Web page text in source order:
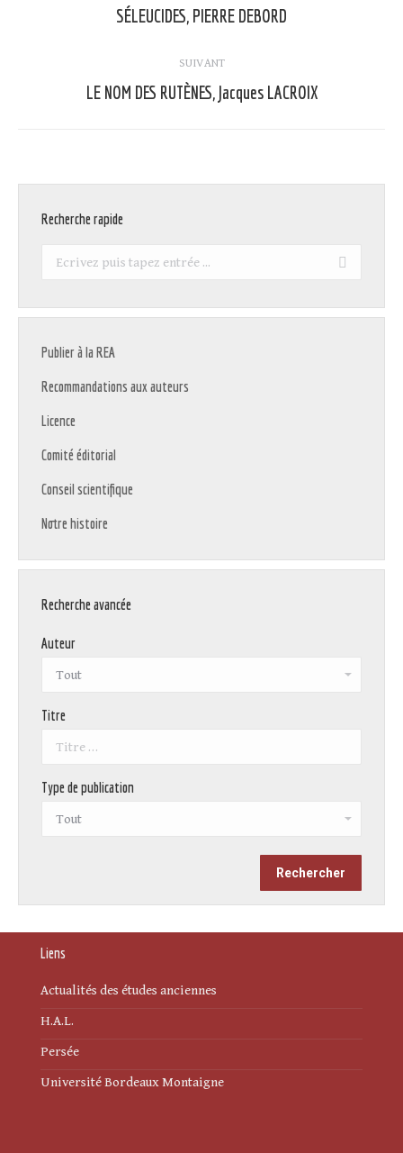
précédent
SÉLEUCIDES, PIERRE DEBORD
SUIVANT
Article
LE NOM DES RUTÈNES, Jacques LACROIX
Recherche rapide
Recherche
Publier à la REA
Recommandations aux auteurs
Licence
Comité éditorial
Conseil scientifique
Notre histoire
Recherche avancée
Auteur
Titre
Type de publication
Liens
Actualités des études anciennes
H.A.L.
Persée
Université Bordeaux Montaigne